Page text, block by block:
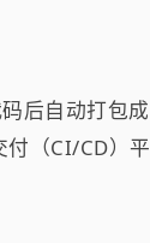
后自动打包成
（CI/CD）平